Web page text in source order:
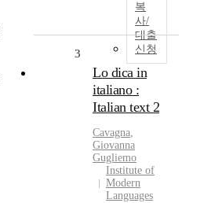
복
사/
대출
신청
3
Lo dica in
italiano :
Italian text 2
Cavagna,
Giovanna
Gugliemo
Institute of
Modern
Languages